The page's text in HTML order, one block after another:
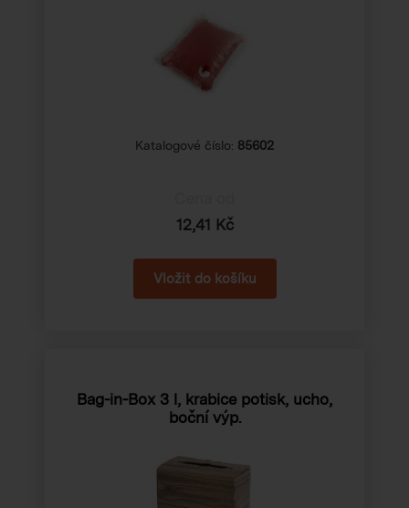
Katalogové číslo: 85602
12,41 Kč
Bag-in-Box 3 l, krabice potisk, ucho,
boční výp.